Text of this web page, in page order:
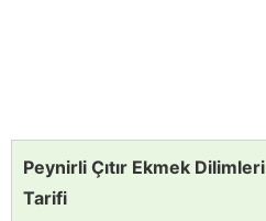
Peynirli Çıtır Ekmek Dilimleri
Tarifi